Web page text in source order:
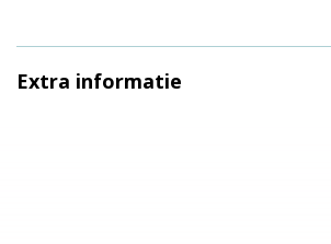
Extra informatie